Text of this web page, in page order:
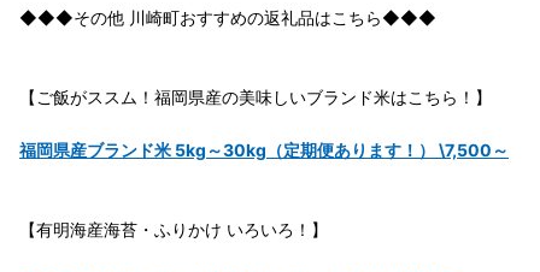
◆◆◆その他 川崎町おすすめの返礼品はこちら◆◆◆
【ご飯がススム！福岡県産の美味しいブランド米はこちら！】
福岡県産ブランド米 5kg～30kg（定期便あります！） \7,500～
【有明海産海苔・ふりかけ いろいろ！】